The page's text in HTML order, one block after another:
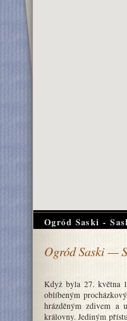
Ogród Saski -
Ogród Saski —
Když byla 27. května
oblíbeným
hrázděným zdivem a
královny. Jediným